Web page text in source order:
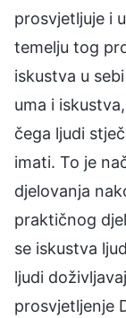
prosvjetljuje i
temelju tog
iskustva u
uma i
čega ljudi
imati. To je
djelovanja
praktičnog
se iskustva
ljudi
prosvjetljenje